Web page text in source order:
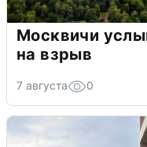
Москвичи
на взрыв
7 августа 0